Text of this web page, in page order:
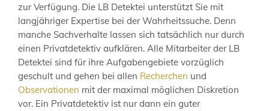
zur Verfügung. Die LB Detektei unterstützt Sie mit
langjähriger Expertise bei der Wahrheitssuche. Denn
manche Sachverhalte lassen sich tatsächlich nur durch
einen Privatdetektiv aufklären. Alle Mitarbeiter der LB
Detektei sind für ihre Aufgabengebiete vorzüglich
geschult und gehen bei allen Recherchen und
Observationen mit der maximal möglichen Diskretion
vor. Ein Privatdetektiv ist nur dann ein guter